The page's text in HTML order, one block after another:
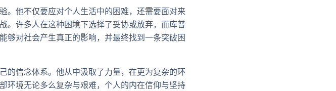
。他不仅要应对个人生活中的困难，还需要面对来
。许多人在这种困境下选择了妥协或放弃，而库普
够对社会产生真正的影响，并最终找到一条突破困
的信念体系。他从中汲取了力量，在更为复杂的环
环境无论多么复杂与艰难，个人的内在信仰与坚持